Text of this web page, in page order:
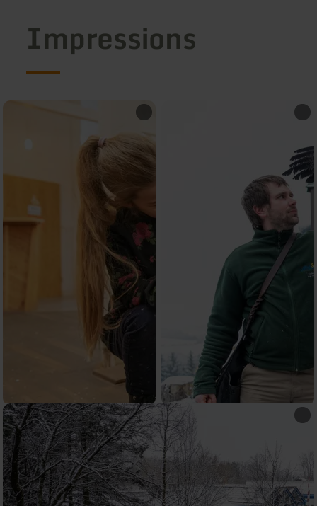
Impressions